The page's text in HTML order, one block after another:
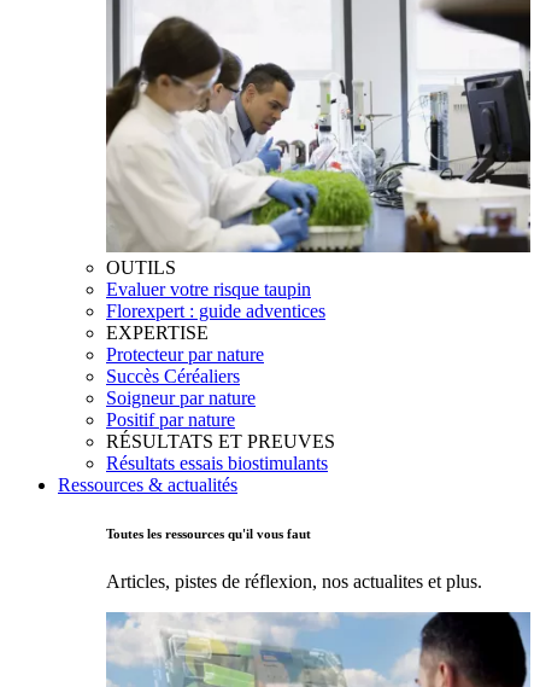
OUTILS
Evaluer votre risque taupin
Florexpert : guide adventices
EXPERTISE
Protecteur par nature
Succès Céréaliers
Soigneur par nature
Positif par nature
RÉSULTATS ET PREUVES
Résultats essais biostimulants
Ressources & actualités
Toutes les ressources qu'il vous faut
Articles, pistes de réflexion, nos actualites et plus.